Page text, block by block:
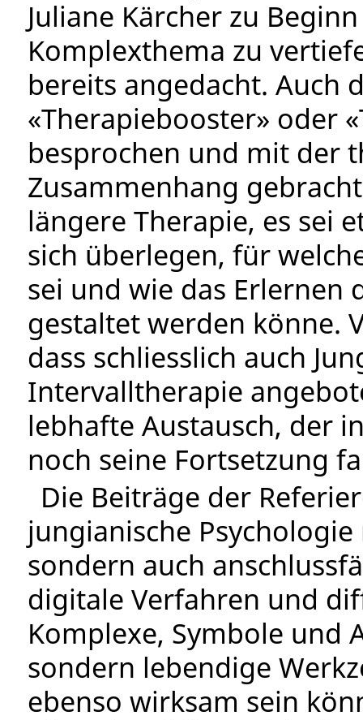
Juliane Kärcher zu
Komplexthema zu
bereits angedacht. Auch
«Therapiebooster» oder
besprochen und mit der
Zusammenhang
längere Therapie, es sei
sich überlegen, für
sei und wie das Erlernen
gestaltet werden könne.
dass schliesslich auch
Intervalltherapie
lebhafte Austausch, der
noch seine Fortsetzung
Die Beiträge der
jungianische
sondern auch
digitale Verfahren und
Komplexe, Symbole und
sondern lebendige
ebenso wirksam sein